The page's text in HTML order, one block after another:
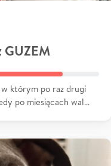
GUZEM
którym po raz drugi
po miesiącach wal…